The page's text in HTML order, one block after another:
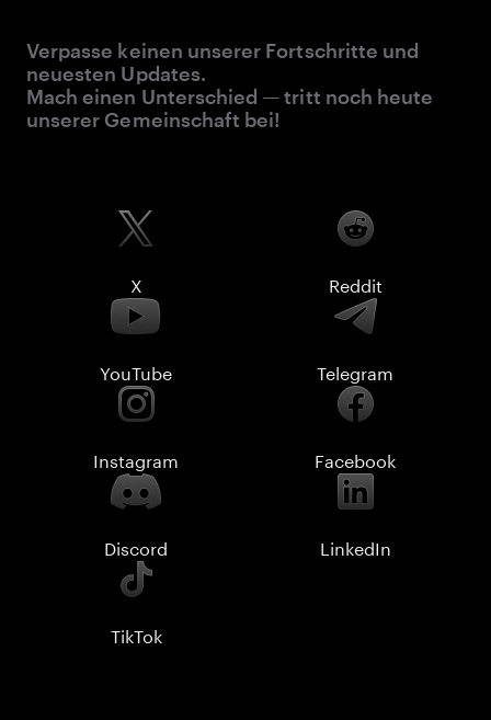
Verpasse keinen unserer Fortschritte und
neuesten Updates.
Mach einen Unterschied — tritt noch heute
unserer Gemeinschaft bei!
X Reddit
YouTube Telegram
Instagram Facebook
Discord LinkedIn
TikTok